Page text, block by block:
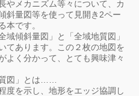
やメカニズム等々について、カ
斜量図等を使って見開き2ペー
本です。
傾斜量図」と「全域地質図」
てあります。この２枚の地図を
よく分かって、とても興味津々
図」とは……
度を示し、地形をエッジ協調し